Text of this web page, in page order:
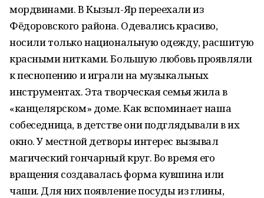
мордвинами. В Кызыл-Яр переехали из
Фёдоровского района. Одевались красиво,
носили только национальную одежду, расшитую
красными нитками. Большую любовь проявляли
к песнопению и играли на музыкальных
инструментах. Эта творческая семья жила в
«канцелярском» доме. Как вспоминает наша
собеседница, в детстве они подглядывали в их
окно. У местной детворы интерес вызывал
магический гончарный круг. Во время его
вращения создавалась форма кувшина или
чаши. Для них появление посуды из глины,